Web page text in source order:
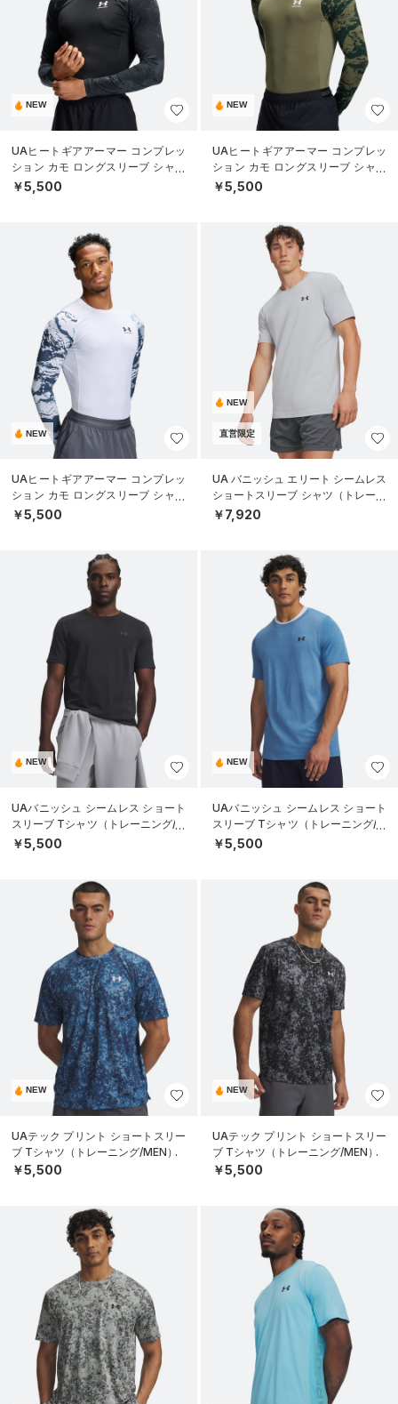
NEW
UAヒートギアアーマー コンプレッ
ション カモ ロングスリーブ シャツ
（トレーニング/MEN）
￥5,500
NEW
UAヒートギアアーマー コンプレッ
ション カモ ロングスリーブ シャツ
（トレーニング/MEN）
￥5,500
NEW
UAヒートギアアーマー コンプレッ
ション カモ ロングスリーブ シャツ
（トレーニング/MEN）
￥5,500
NEW
直営限定
UA バニッシュ エリート シームレス
ショートスリーブ シャツ（トレーニ
ング/MEN）
￥7,920
NEW
UAバニッシュ シームレス ショート
スリーブ Tシャツ（トレーニング/M
EN）
￥5,500
NEW
UAバニッシュ シームレス ショート
スリーブ Tシャツ（トレーニング/M
EN）
￥5,500
NEW
UAテック プリント ショートスリー
ブ Tシャツ（トレーニング/MEN）
￥5,500
NEW
UAテック プリント ショートスリー
ブ Tシャツ（トレーニング/MEN）
￥5,500